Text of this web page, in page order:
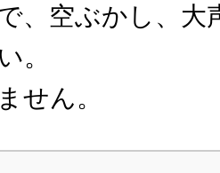
、空ぶかし、大
。
せん。